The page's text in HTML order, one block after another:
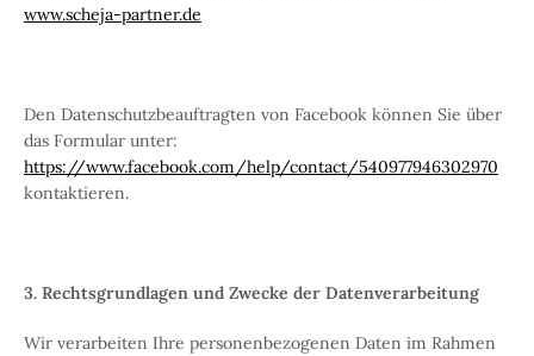
www.scheja-partner.de
Den Datenschutzbeauftragten von Facebook können Sie über
das Formular unter:
https://www.facebook.com/help/contact/540977946302970
kontaktieren.
3. Rechtsgrundlagen und Zwecke der Datenverarbeitung
Wir verarbeiten Ihre personenbezogenen Daten im Rahmen